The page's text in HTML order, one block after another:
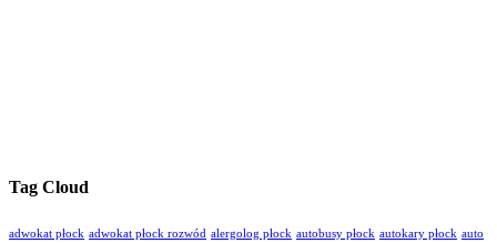
Tag Cloud
adwokat płock adwokat płock rozwód alergolog płock autobusy płock autokary płock auto